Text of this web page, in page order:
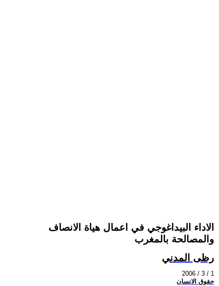
الاداء البيداغوجي في اعمال هياة الانصاف
والمصالحة بالمغرب
رظى المدني
2006 / 3 / 1
حقوق الانسان